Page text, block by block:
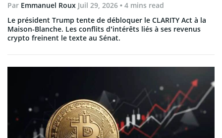
Par Emmanuel Roux Juil 29, 2026 • 4 mins read
Le président Trump tente de débloquer le CLARITY Act à la
Maison-Blanche. Les conflits d’intérêts liés à ses revenus
crypto freinent le texte au Sénat.